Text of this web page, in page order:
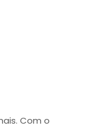
Com o